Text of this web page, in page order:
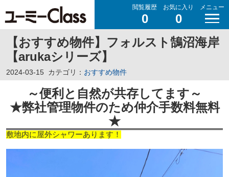
閲覧履歴
0
お気に入り
0
メニュー
【おすすめ物件】フォルスト鵠沼海岸
【arukaシリーズ】
2024-03-15 カテゴリ： おすすめ物件
～便利と自然が共存してます～
★弊社管理物件のため仲介手数料無料
★
敷地内に屋外シャワーあります！